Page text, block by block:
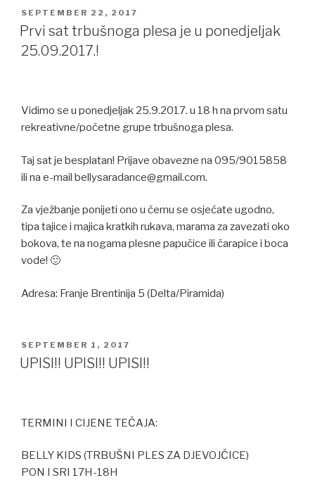
POSTED
ON
SEPTEMBER 22, 2017
Prvi sat trbušnoga plesa je u ponedjeljak
25.09.2017.!
Vidimo se u ponedjeljak 25.9.2017. u 18 h na prvom satu
rekreativne/početne grupe trbušnoga plesa.
Taj sat je besplatan! Prijave obavezne na 095/9015858
ili na e-mail bellysaradance@gmail.com.
Za vježbanje ponijeti ono u čemu se osjećate ugodno,
tipa tajice i majica kratkih rukava, marama za zavezati oko
bokova, te na nogama plesne papučice ili čarapice i boca
vode! 🙂
Adresa: Franje Brentinija 5 (Delta/Piramida)
POSTED
ON
SEPTEMBER 1, 2017
UPISI!! UPISI!! UPISI!!
TERMINI I CIJENE TEČAJA:
BELLY KIDS (TRBUŠNI PLES ZA DJEVOJČICE)
PON I SRI 17H-18H